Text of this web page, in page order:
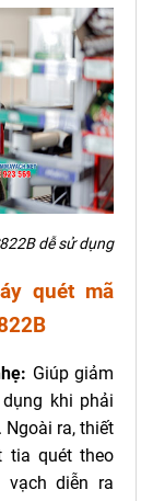
dễ sử dụng
quét mã
Giúp giảm
khi phải
ra, thiết
tia quét theo
vạch diễn ra